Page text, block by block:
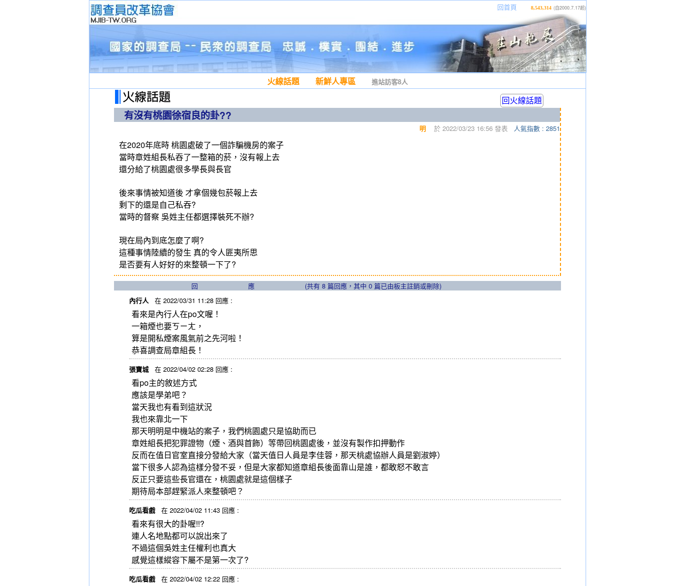
回首頁 8,543,314 (自2000.7.17起)
火線話題 新鮮人專區 進站訪客8人
回火線話題
有沒有桃園徐宿良的卦??
明 於 2022/03/23 16:56 發表 人氣指數 : 2851
在2020年底時 桃園處破了一個詐騙機房的案子
當時章姓組長私吞了一整箱的菸，沒有報上去
還分給了桃園處很多學長與長官
後來事情被知道後 才拿個幾包菸報上去
剩下的還是自己私吞?
當時的督察 吳姓主任都選擇裝死不辦?
現在局內到底怎麼了啊?
這種事情陸續的發生 真的令人匪夷所思
是否要有人好好的來整頓一下了?
回應 (共有8 篇回應，其中0 篇已由板主註銷或刪除)
內行人
在 2022/03/31 11:28 回應 :
看來是內行人在po文喔！
一箱煙也要ㄎㄧㄤ，
算是開私煙案風氣前之先河啦！
恭喜調查局章組長！
張寶城 在 2022/04/02 02:28 回應 :
看po主的敘述方式
應該是學弟吧？
當天我也有看到這狀況
我也來靠北一下
那天明明是中機站的案子，我們桃園處只是協助而已
章姓組長把犯罪證物（煙、酒與首飾）等帶回桃園處後，並沒有製作扣押動作
反而在值日官室直接分發給大家（當天值日人員是李佳蓉，那天桃處協辦人員是劉淑婷）
當下很多人認為這樣分發不妥，但是大家都知道章組長後面靠山是誰，都敢怒不敢言
反正只要這些長官還在，桃園處就是這個樣子
期待局本部趕緊派人來整頓吧？
吃瓜看戲 在 2022/04/02 11:43 回應 :
看來有很大的卦喔!!?
連人名地點都可以說出來了
不過這個吳姓主任權利也真大
感覺這樣縱容下屬不是第一次了?
吃瓜看戲 在 2022/04/02 12:22 回應 :